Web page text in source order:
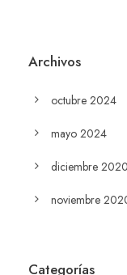
Archivos
octubre 2024
mayo 2024
diciembre 2020
noviembre
Categorías